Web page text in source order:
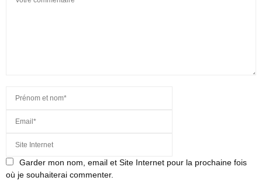
Garder mon nom, email et Site Internet pour la prochaine fois
où je souhaiterai commenter.